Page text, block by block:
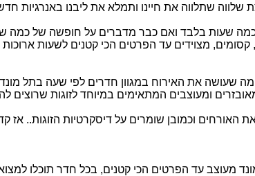
שתלווה את חיינו ותמלא את ליבנו באנרגיות
שעות בלבד ואם כבר מדברים על חופשה של כמה
קסומים, מצוידים עד הפרטים הכי קטנים לשעות
שעושה את האירוח במגוון חדרים לפי שעה בתל
ומעוצבים המתאימים במיוחד לזוגות שרוצים
וכמובן שומרים על דיסקרטיות הזוגות.. אז
מעוצב עד הפרטים הכי קטנים, בכל חדר תוכלו למצוא